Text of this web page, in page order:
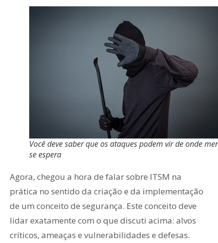
Você deve saber que os ataques podem vir de onde
se espera
Agora, chegou a hora de falar sobre ITSM na
prática no sentido da criação e da implementação
de um conceito de segurança. Este conceito deve
lidar exatamente com o que discuti acima: alvos
críticos, ameaças e vulnerabilidades e defesas.